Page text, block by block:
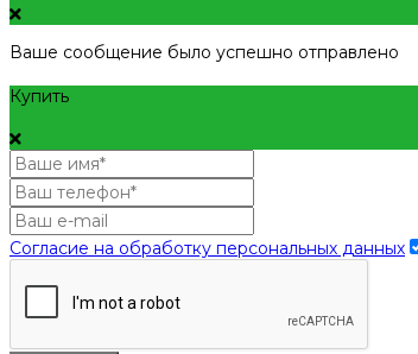
Ваше сообщение было успешно отправлено
Купить
Согласие на обработку персональных данных